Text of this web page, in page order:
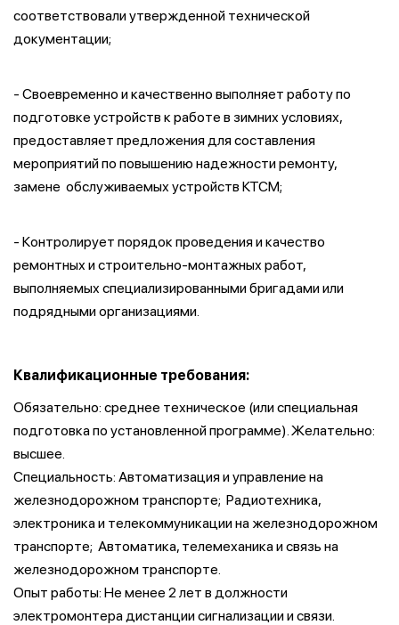
соответствовали утвержденной технической
документации;
- Своевременно и качественно выполняет работу по
подготовке устройств к работе в зимних условиях,
предоставляет предложения для составления
мероприятий по повышению надежности ремонту,
замене обслуживаемых устройств КТСМ;
- Контролирует порядок проведения и качество
ремонтных и строительно-монтажных работ,
выполняемых специализированными бригадами или
подрядными организациями.
Квалификационные требования:
Обязательно: среднее техническое (или специальная
подготовка по установленной программе). Желательно:
высшее.
Специальность: Автоматизация и управление на
железнодорожном транспорте; Радиотехника,
электроника и телекоммуникации на железнодорожном
транспорте; Автоматика, телемеханика и связь на
железнодорожном транспорте.
Опыт работы: Не менее 2 лет в должности
электромонтера дистанции сигнализации и связи.